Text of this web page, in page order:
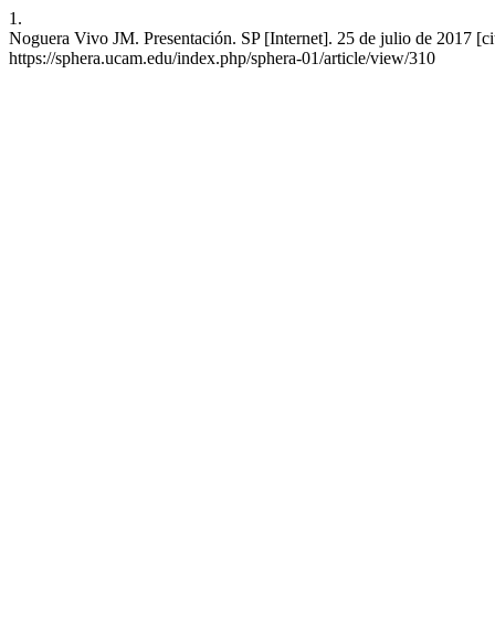
1.
Noguera Vivo JM. Presentación. SP [Internet]. 25 de julio de 2017
https://sphera.ucam.edu/index.php/sphera-01/article/view/310